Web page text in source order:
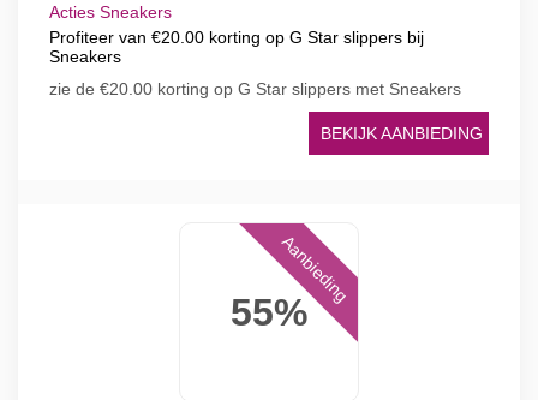
Acties Sneakers
Profiteer van €20.00 korting op G Star slippers bij
Sneakers
zie de €20.00 korting op G Star slippers met Sneakers
BEKIJK AANBIEDING
55%
Aanbieding